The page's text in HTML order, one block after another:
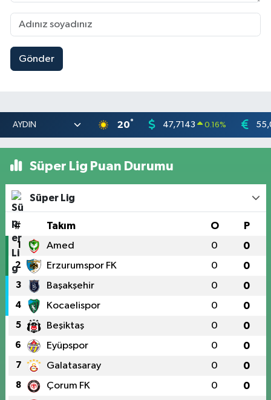
Gönder
20° 47,7143 0.16%
Süper Lig Puan Durumu
Süper Lig
# Takım O P
1 Amed 0 0
2 Erzurumspor FK 0 0
3 Başakşehir 0 0
4 Kocaelispor 0 0
5 Beşiktaş 0 0
6 Eyüpspor 0 0
7 Galatasaray 0 0
8 Çorum FK 0 0